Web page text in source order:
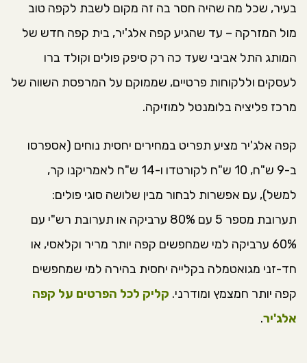
בעיר, שכל מה שהיה חסר בה זה מקום לשבת לקפה טוב
מול המזרקה – עד שהגיע קפה אלג'יר, בית קפה חדש של
המותג התל אביבי שעד כה רק סיפק פולים וקולד ברו
לעסקים וללקוחות פרטיים, שממוקם על המרפסת השווה של
מרכז פליציה בלומנטל למוזיקה.
קפה אלג'יר מציע תפריט במחירים יחסית נוחים (אספרסו
ב-9 ש"ח, 10 ש"ח לקורטדו ו-14 ש"ח לאמריקנו קר,
למשל), עם אפשרות לבחור מבין שלושה סוגי פולים:
תערובת מספר 5 עם 80% ערביקה או תערובת רש"י עם
60% ערביקה למי שמחפשים קפה יותר מריר וקלאסי, או
חד-זני מגואטמלה בקלייה יחסית בהירה למי שמחפשים
קפה יותר חמצמץ ומודרני. קליק לכל הפרטים על קפה
אלג'יר.